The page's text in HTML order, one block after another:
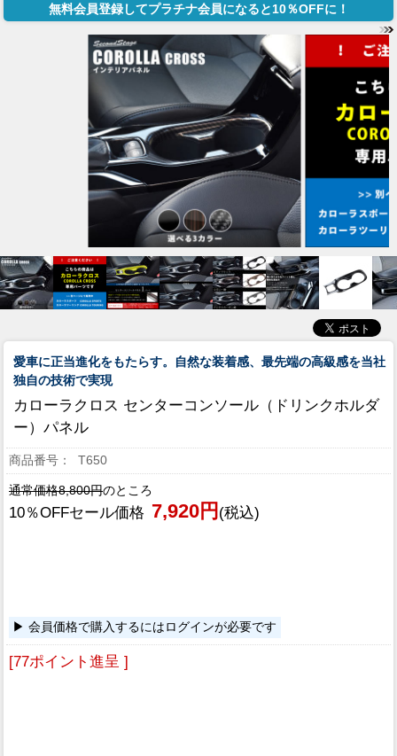
無料会員登録してプラチナ会員になると10％OFFに！
愛車に正当進化をもたらす。自然な装着感、最先端の高級感を当社
独自の技術で実現
カローラクロス センターコンソール（ドリンクホルダ
ー）パネル
T650
通常価格8,800円のところ
10％OFFセール価格 7,920円 (税込)
会員価格で購入するにはログインが必要です
[77ポイント進呈 ]